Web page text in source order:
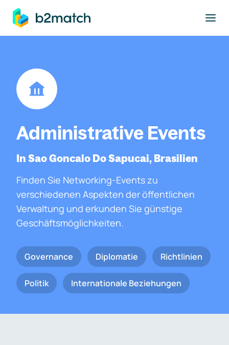
springen
Administrative Events
In Sao Goncalo Do Sapucai, Brasilien
Finden Sie Networking-Events zu
verschiedenen Aspekten der öffentlichen
Verwaltung und erkunden Sie günstige
Geschäftsmöglichkeiten.
Governance Diplomatie Richtlinien
Politik Internationale Beziehungen